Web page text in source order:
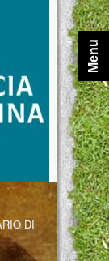
DI
Menu